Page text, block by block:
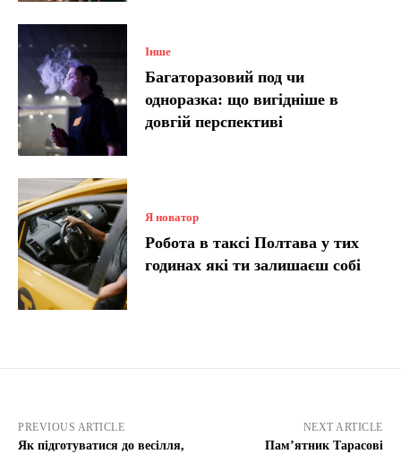
Інше
Багаторазовий под чи
одноразка: що вигідніше в
довгій перспективі
Я новатор
Робота в таксі Полтава у тих
годинах які ти залишаєш собі
PREVIOUS ARTICLE
Як підготуватися до весілля,
NEXT ARTICLE
Пам’ятник Тарасові